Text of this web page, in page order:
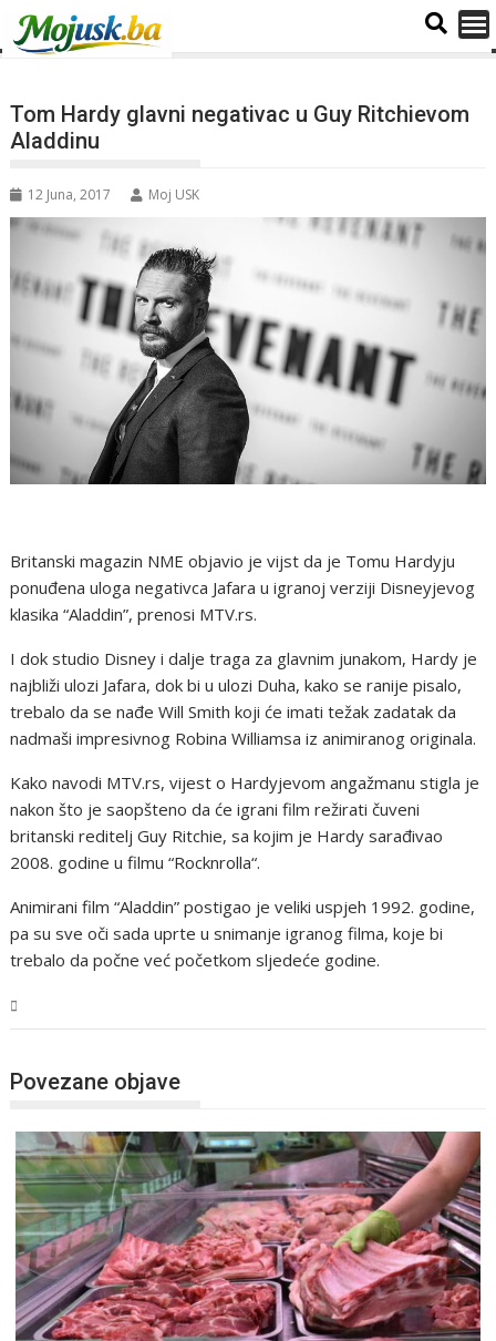
Tom Hardy glavni negativac u Guy Ritchievom
Aladdinu
12 Juna, 2017 Moj USK
Britanski magazin NME objavio je vijst da je Tomu Hardyju
ponuđena uloga negativca Jafara u igranoj verziji Disneyjevog
klasika “Aladdin”, prenosi MTV.rs.
I dok studio Disney i dalje traga za glavnim junakom, Hardy je
najbliži ulozi Jafara, dok bi u ulozi Duha, kako se ranije pisalo,
trebalo da se nađe Will Smith koji će imati težak zadatak da
nadmaši impresivnog Robina Williamsa iz animiranog originala.
Kako navodi MTV.rs, vijest o Hardyjevom angažmanu stigla je
nakon što je saopšteno da će igrani film režirati čuveni
britanski reditelj Guy Ritchie, sa kojim je Hardy sarađivao
2008. godine u filmu “Rocknrolla“.
Animirani film “Aladdin” postigao je veliki uspjeh 1992. godine,
pa su sve oči sada uprte u snimanje igranog filma, koje bi
trebalo da počne već početkom sljedeće godine.
Povezane objave